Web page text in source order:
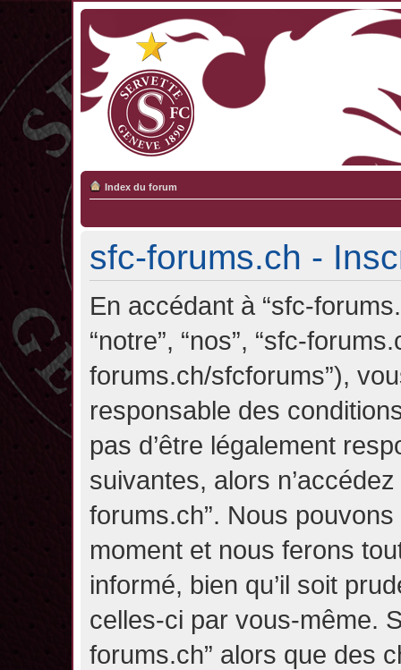
Index du forum
sfc-forums.ch -
En accédant à “sfc-
“notre”, “nos”, “sfc-
forums.ch/sfcforums”),
responsable des
pas d’être légalement
suivantes, alors
forums.ch”. Nous
moment et nous ferons
informé, bien qu’il soit
celles-ci par vous-même.
forums.ch” alors que des